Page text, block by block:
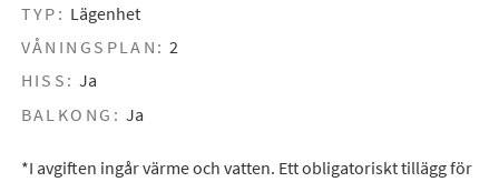
TYP: Lägenhet
VÅNINGSPLAN: 2
HISS: Ja
BALKONG: Ja
*I avgiften ingår värme och vatten. Ett obligatoriskt tillägg för